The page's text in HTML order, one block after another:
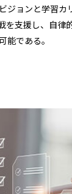
ジョンと学習カ
を支援し、自律
能である。